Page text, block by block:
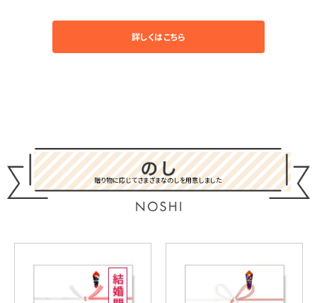
詳しくはこちら
贈り物に応じてさまざまなのしを用意しました